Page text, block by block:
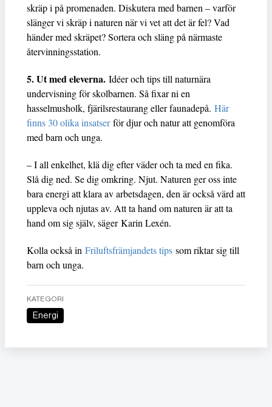
skräp i på promenaden. Diskutera med barnen – varför
slänger vi skräp i naturen när vi vet att det är fel? Vad
händer med skräpet? Sortera och släng på närmaste
återvinningsstation.
5. Ut med eleverna. Idéer och tips till naturnära
undervisning för skolbarnen. Så fixar ni en
hasselmusholk, fjärilsrestaurang eller faunadepå. Här
finns 30 olika insatserför djur och natur att genomföra
med barn och unga.
– I all enkelhet, klä dig efter väder och ta med en fika.
Slå dig ned. Se dig omkring. Njut. Naturen ger oss inte
bara energi att klara av arbetsdagen, den är också värd att
uppleva och njutas av. Att ta hand om naturen är att ta
hand om sig själv, säger Karin Lexén.
Kolla också in Friluftsfrämjandets tips som riktar sig till
barn och unga.
KATEGORI
Energi